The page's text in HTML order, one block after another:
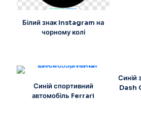
Білий знак Instagram на
чорному колі
Синій спортивний
автомобіль Ferrari
Синій
Dash